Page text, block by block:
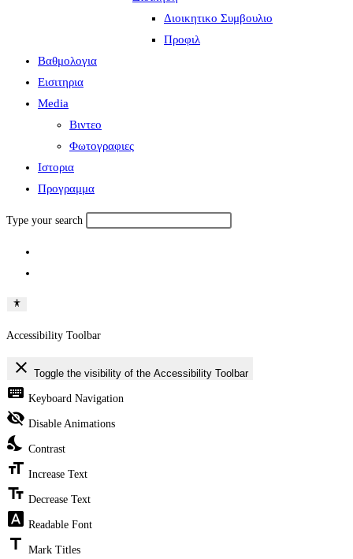
Διοικητικο Συμβουλιο
Προφιλ
Βαθμολογια
Εισιτηρια
Media
Βιντεο
Φωτογραφιες
Ιστορια
Πρoγραμμα
Type your search
Accessibility Toolbar
close Toggle the visibility of the Accessibility Toolbar
keyboard Keyboard Navigation
visibility_off Disable Animations
nights_stay Contrast
format_size Increase Text
text_fields Decrease Text
font_download Readable Font
title Mark Titles